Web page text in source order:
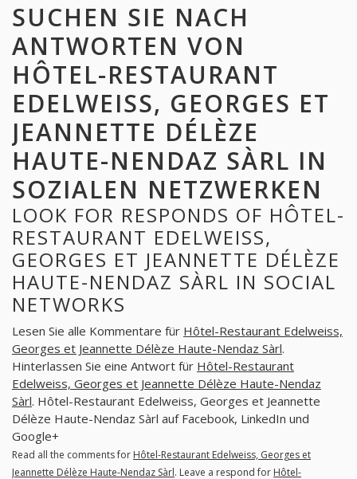
SUCHEN SIE NACH
ANTWORTEN VON
HÔTEL-RESTAURANT
EDELWEISS, GEORGES ET
JEANNETTE DÉLÈZE
HAUTE-NENDAZ SÀRL IN
SOZIALEN NETZWERKEN
LOOK FOR RESPONDS OF HÔTEL-
RESTAURANT EDELWEISS,
GEORGES ET JEANNETTE DÉLÈZE
HAUTE-NENDAZ SÀRL IN SOCIAL
NETWORKS
Lesen Sie alle Kommentare für Hôtel-Restaurant Edelweiss,
Georges et Jeannette Délèze Haute-Nendaz Sàrl.
Hinterlassen Sie eine Antwort für Hôtel-Restaurant
Edelweiss, Georges et Jeannette Délèze Haute-Nendaz
Sàrl. Hôtel-Restaurant Edelweiss, Georges et Jeannette
Délèze Haute-Nendaz Sàrl auf Facebook, LinkedIn und
Google+
Read all the comments for Hôtel-Restaurant Edelweiss, Georges et
Jeannette Délèze Haute-Nendaz Sàrl. Leave a respond for Hôtel-